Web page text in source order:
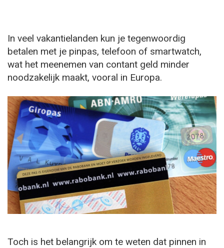
In veel vakantielanden kun je tegenwoordig
betalen met je pinpas, telefoon of smartwatch,
wat het meenemen van contant geld minder
noodzakelijk maakt, vooral in Europa.
Toch is het belangrijk om te weten dat pinnen in